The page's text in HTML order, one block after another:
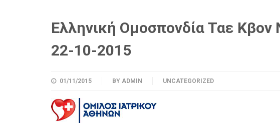
Ελληνική Ομοσπονδία Ταε
22-10-2015
01/11/2015 BY ADMIN UNCATEGORIZED